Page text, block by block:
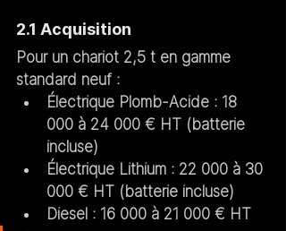
2.1 Acquisition
Pour un chariot 2,5 t en gamme
standard neuf :
Électrique Plomb-Acide : 18
000 à 24 000 € HT (batterie
incluse)
Électrique Lithium : 22 000 à 30
000 € HT (batterie incluse)
Diesel : 16 000 à 21 000 € HT